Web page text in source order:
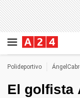
Polideportivo
El golfista